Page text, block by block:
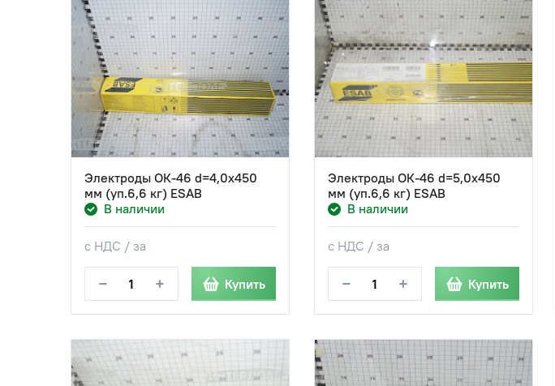
Электроды ОК-46 d=4,0х450
мм (уп.6,6 кг) ESAB
В наличии
с НДС / за
− + Купить
Электроды ОК-46 d=5,0х450
мм (уп.6,6 кг) ESAB
В наличии
с НДС / за
− + Купить